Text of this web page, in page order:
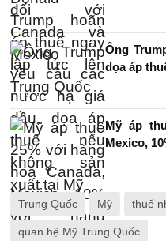
Ông
dọa áp
Mỹ áp
Mexico,
Trung Quốc Mỹ thuế
quan hệ Mỹ Trung Quốc